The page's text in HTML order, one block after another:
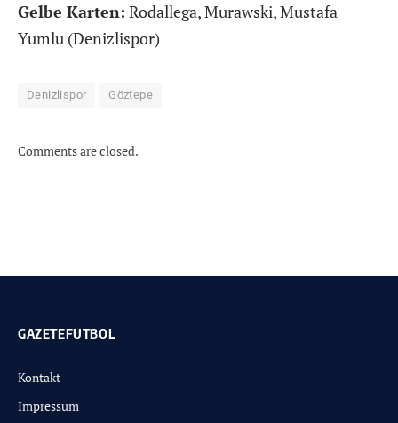
Gelbe Karten: Rodallega, Murawski, Mustafa
Yumlu (Denizlispor)
Denizlispor Göztepe
Comments are closed.
GAZETEFUTBOL
Kontakt
Impressum